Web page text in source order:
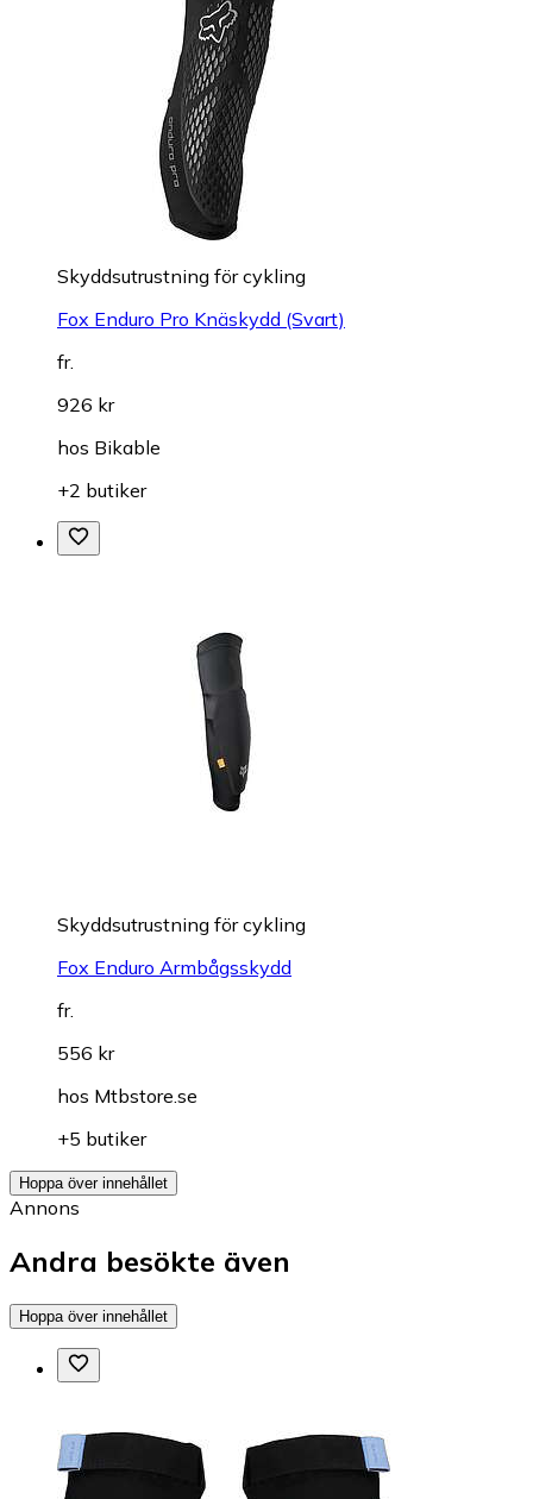
Skyddsutrustning för cykling
Fox Enduro Pro Knäskydd (Svart)
fr.
926 kr
hos Bikable
+2 butiker
Skyddsutrustning för cykling
Fox Enduro Armbågsskydd
fr.
556 kr
hos Mtbstore.se
+5 butiker
Hoppa över innehållet
Annons
Andra besökte även
Hoppa över innehållet